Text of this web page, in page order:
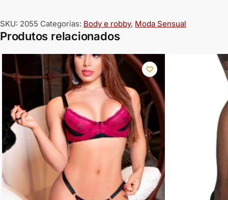
SKU: 2055 Categorias: Body e robby, Moda Sensual
Produtos relacionados